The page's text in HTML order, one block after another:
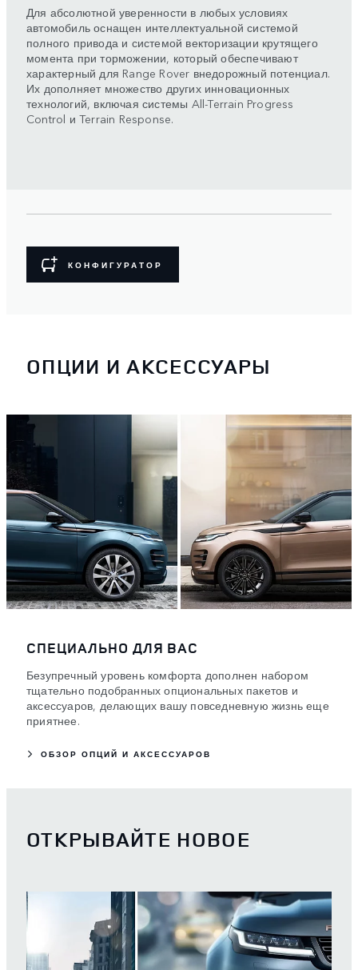
Для абсолютной уверенности в любых условиях
автомобиль оснащен интеллектуальной системой
полного привода и системой векторизации крутящего
момента при торможении, который обеспечивают
характерный для Range Rover внедорожный потенциал.
Их дополняет множество других инновационных
технологий, включая системы All-Terrain Progress
Control и Terrain Response.
КОНФИГУРАТОР
ОПЦИИ И АКСЕССУАРЫ
СПЕЦИАЛЬНО ДЛЯ ВАС
Безупречный уровень комфорта дополнен набором
тщательно подобранных опциональных пакетов и
аксессуаров, делающих вашу повседневную жизнь еще
приятнее.
ОБЗОР ОПЦИЙ И АКСЕССУАРОВ
ОТКРЫВАЙТЕ НОВОЕ